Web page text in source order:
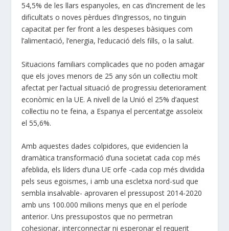
54,5% de les llars espanyoles, en cas d’increment de les
dificultats o noves pèrdues d’ingressos, no tinguin
capacitat per fer front a les despeses bàsiques com
l’alimentació, l’energia, l’educació dels fills, o la salut.
Situacions familiars complicades que no poden amagar
que els joves menors de 25 any són un col·lectiu molt
afectat per l’actual situació de progressiu deteriorament
econòmic en la UE. A nivell de la Unió el 25% d’aquest
col·lectiu no te feina, a Espanya el percentatge assoleix
el 55,6%.
Amb aquestes dades colpidores, que evidencien la
dramàtica transformació d’una societat cada cop més
afeblida, els líders d’una UE orfe -cada cop més dividida
pels seus egoismes, i amb una escletxa nord-sud que
sembla insalvable- aprovaren el pressupost 2014-2020
amb uns 100.000 milions menys que en el període
anterior. Uns pressupostos que no permetran
cohesionar, interconnectar ni esperonar el requerit